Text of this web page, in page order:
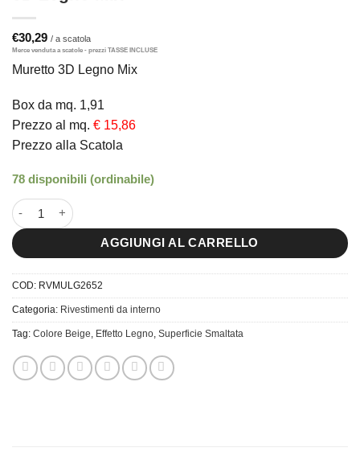
€30,29
Muretto 3D Legno Mix
Box da mq. 1,91
Prezzo al mq. € 15,86
Prezzo alla Scatola
78 disponibili (ordinabile)
26x52 Piastrella da Rivestimento Muretto 3D Legno Mix
AGGIUNGI AL CARRELLO
COD: RVMULG2652
Categoria: Rivestimenti da interno
Tag: Colore Beige, Effetto Legno, Superficie Smaltata